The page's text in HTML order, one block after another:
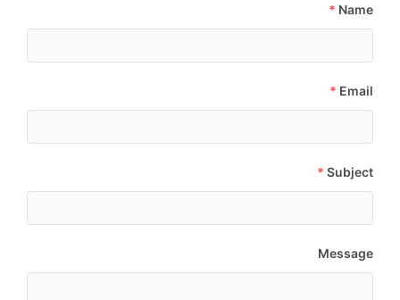
Name
*
Email
*
Subject
*
Message